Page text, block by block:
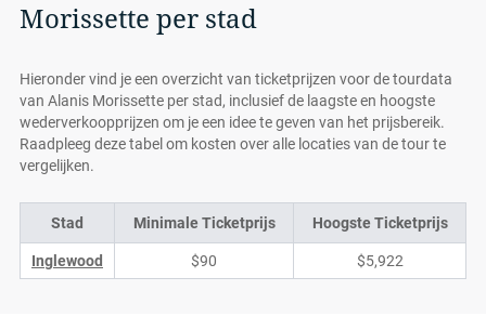
Morissette per stad
Hieronder vind je een overzicht van ticketprijzen voor de tourdata
van Alanis Morissette per stad, inclusief de laagste en hoogste
wederverkoopprijzen om je een idee te geven van het prijsbereik.
Raadpleeg deze tabel om kosten over alle locaties van de tour te
vergelijken.
Stad Minimale Ticketprijs Hoogste Ticketprijs
Inglewood $90 $5,922